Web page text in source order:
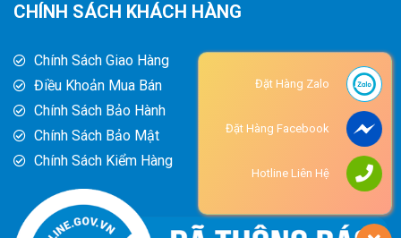
CHÍNH SÁCH KHÁCH HÀNG
Chính Sách Giao Hàng
Điều Khoản Mua Bán
Chính Sách Bảo Hành
Chính Sách Bảo Mật
Chính Sách Kiểm Hàng
Đặt Hàng Zalo
Đặt Hàng Facebook
Hotline Liên Hệ